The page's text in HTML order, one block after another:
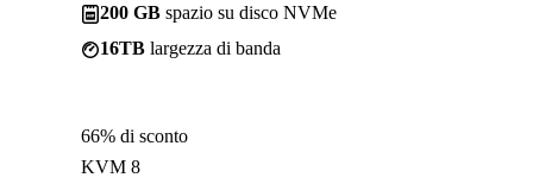
200 GB spazio su disco NVMe
16TB largezza di banda
66% di sconto
KVM 8